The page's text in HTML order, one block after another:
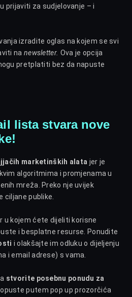
prijaviti za sudjelovanje – i
izradite oglas na kojem se svi
na newsletter. Ova je opcija
pretplatiti bez da napuste
lista stvara nove
marketinških alata jer je
algoritmima i promjenama u
mreža. Preko nje uvijek
ciljane publike.
kojem ćete dijeliti korisne
i besplatne resurse. Ponudite
i olakšajte im odluku o dijeljenju
i email adrese) s vama.
stvorite posebnu ponudu za
putem pop up prozorčića